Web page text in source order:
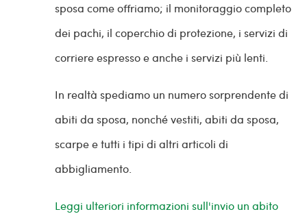
sposa come offriamo; il monitoraggio completo
dei pachi, il coperchio di protezione, i servizi di
corriere espresso e anche i servizi più lenti.
In realtà spediamo un numero sorprendente di
abiti da sposa, nonché vestiti, abiti da sposa,
scarpe e tutti i tipi di altri articoli di
abbigliamento.
Leggi ulteriori informazioni sull'invio un abito